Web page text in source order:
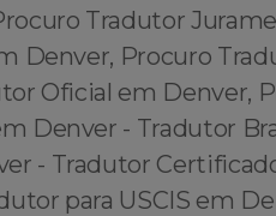
Tradutor
Denver, Procuro
Oficial em Denver,
Denver - Tradutor
- Tradutor
para USCIS em